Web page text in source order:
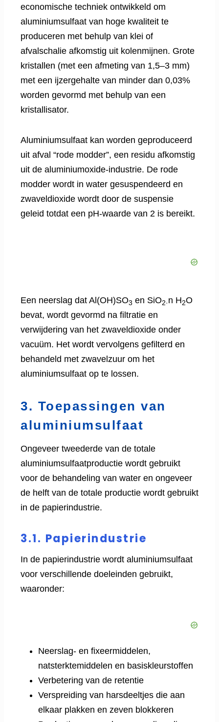
economische techniek ontwikkeld om
aluminiumsulfaat van hoge kwaliteit te
produceren met behulp van klei of
afvalschalie afkomstig uit kolenmijnen. Grote
kristallen (met een afmeting van 1,5–3 mm)
met een ijzergehalte van minder dan 0,03%
worden gevormd met behulp van een
kristallisator.
Aluminiumsulfaat kan worden geproduceerd
uit afval “rode modder”, een residu afkomstig
uit de aluminiumoxide-industrie. De rode
modder wordt in water gesuspendeerd en
zwaveldioxide wordt door de suspensie
geleid totdat een pH-waarde van 2 is bereikt.
Een neerslag dat Al(OH)SO3 en SiO2· n H2O
bevat, wordt gevormd na filtratie en
verwijdering van het zwaveldioxide onder
vacuüm. Het wordt vervolgens gefilterd en
behandeld met zwavelzuur om het
aluminiumsulfaat op te lossen.
3. Toepassingen van
aluminiumsulfaat
Ongeveer tweederde van de totale
aluminiumsulfaatproductie wordt gebruikt
voor de behandeling van water en ongeveer
de helft van de totale productie wordt gebruikt
in de papierindustrie.
3.1. Papierindustrie
In de papierindustrie wordt aluminiumsulfaat
voor verschillende doeleinden gebruikt,
waaronder:
Neerslag- en fixeermiddelen,
natsterktemiddelen en basiskleurstoffen
Verbetering van de retentie
Verspreiding van harsdeeltjes die aan
elkaar plakken en zeven blokkeren